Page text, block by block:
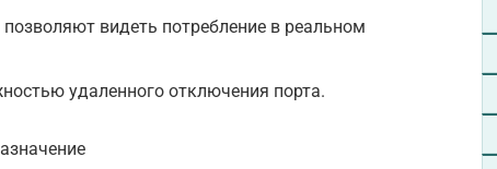
видеть потребление в реальном
удаленного отключения порта.